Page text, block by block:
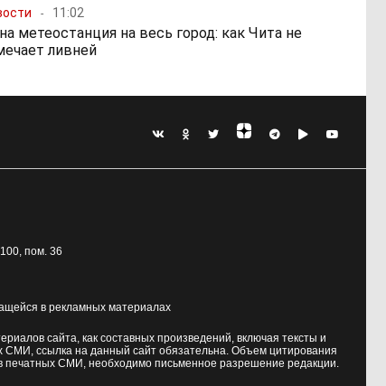
11:02
метеостанция на весь город: как Чита не
ливней
, пом. 36
в рекламных материалах
сайта, как составных произведений, включая тексты и
ссылка на данный сайт обязательна. Объем цитирования
СМИ, необходимо письменное разрешение редакции.